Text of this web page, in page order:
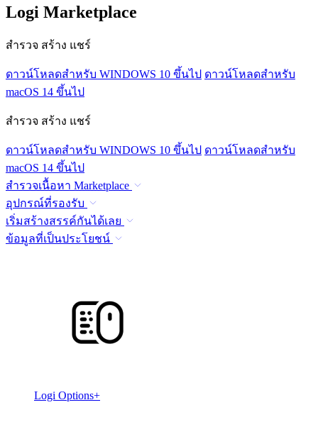
Logi Marketplace
สำรวจ สร้าง แชร์
ดาวน์โหลดสำหรับ WINDOWS 10 ขึ้นไป ดาวน์โหลดสำหรับ
macOS 14 ขึ้นไป
สำรวจ สร้าง แชร์
ดาวน์โหลดสำหรับ WINDOWS 10 ขึ้นไป ดาวน์โหลดสำหรับ
macOS 14 ขึ้นไป
สำรวจเนื้อหา Marketplace
อุปกรณ์ที่รองรับ
เริ่มสร้างสรรค์กันได้เลย
ข้อมูลที่เป็นประโยชน์
Logi Options+